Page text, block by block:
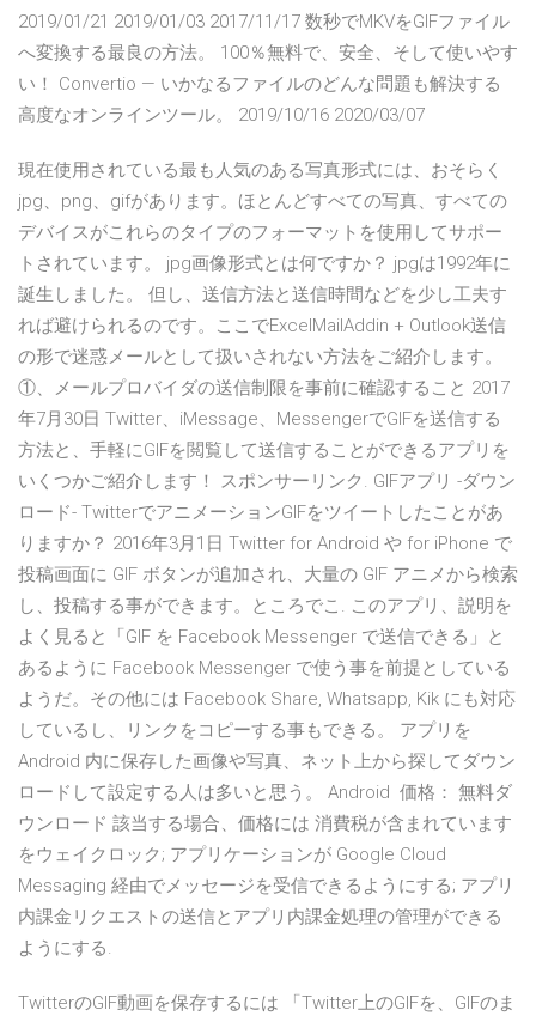
2019/01/21 2019/01/03 2017/11/17 数秒でMKVをGIFファイル
へ変換する最良の方法。 100％無料で、安全、そして使いやす
い！ Convertio — いかなるファイルのどんな問題も解決する
高度なオンラインツール。 2019/10/16 2020/03/07
現在使用されている最も人気のある写真形式には、おそらく
jpg、png、gifがあります。ほとんどすべての写真、すべての
デバイスがこれらのタイプのフォーマットを使用してサポー
トされています。 jpg画像形式とは何ですか？ jpgは1992年に
誕生しました。 但し、送信方法と送信時間などを少し工夫す
れば避けられるのです。ここでExcelMailAddin + Outlook送信
の形で迷惑メールとして扱いされない方法をご紹介します。
①、メールプロバイダの送信制限を事前に確認すること 2017
年7月30日 Twitter、iMessage、MessengerでGIFを送信する
方法と、手軽にGIFを閲覧して送信することができるアプリを
いくつかご紹介します！ スポンサーリンク. GIFアプリ -ダウン
ロード- TwitterでアニメーションGIFをツイートしたことがあ
りますか？ 2016年3月1日 Twitter for Android や for iPhone で
投稿画面に GIF ボタンが追加され、大量の GIF アニメから検索
し、投稿する事ができます。ところでこ. このアプリ、説明を
よく見ると「GIF を Facebook Messenger で送信できる」と
あるように Facebook Messenger で使う事を前提としている
ようだ。その他には Facebook Share, Whatsapp, Kik にも対応
しているし、リンクをコピーする事もできる。 アプリを
Android 内に保存した画像や写真、ネット上から探してダウン
ロードして設定する人は多いと思う。 Android 価格： 無料ダ
ウンロード 該当する場合、価格には 消費税が含まれています
をウェイクロック; アプリケーションが Google Cloud
Messaging 経由でメッセージを受信できるようにする; アプリ
内課金リクエストの送信とアプリ内課金処理の管理ができる
ようにする.
TwitterのGIF動画を保存するには 「Twitter上のGIFを、GIFのま